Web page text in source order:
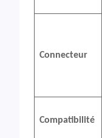
Connecteur
Compatibilité